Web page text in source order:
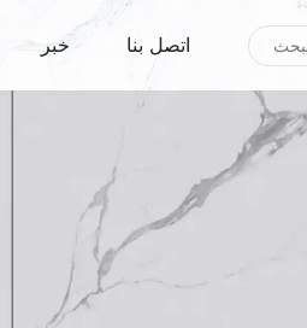
خبر اتصل بنا